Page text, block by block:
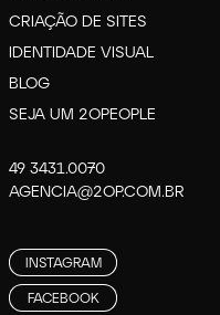
CRIAÇÃO DE SITES
IDENTIDADE VISUAL
BLOG
SEJA UM 2OPEOPLE
49 3431.0070
AGENCIA@2OP.COM.BR
INSTAGRAM
FACEBOOK